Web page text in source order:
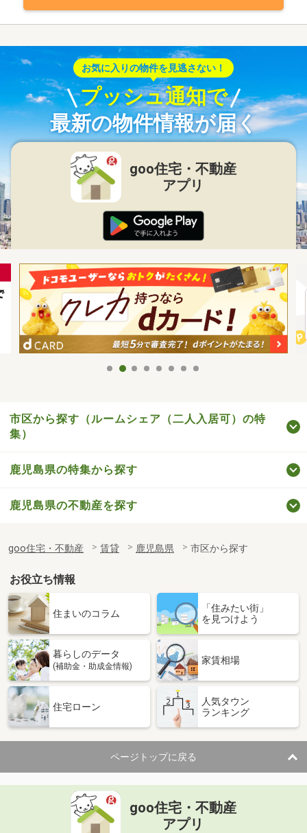
お気に入りの物件を見逃さない！
プッシュ通知で
最新の物件情報が届く
goo住宅・不動産
アプリ
市区から探す（ルームシェア（二人入居可）の特
集）
鹿児島県の特集から探す
鹿児島県の不動産を探す
goo住宅・不動産 賃貸 鹿児島県 市区から探す
お役立ち情報
住まいのコラム
「住みたい街」
を見つけよう
暮らしのデータ
(補助金・助成金情報)
家賃相場
住宅ローン
人気タウン
ランキング
ページトップに戻る
goo住宅・不動産
アプリ